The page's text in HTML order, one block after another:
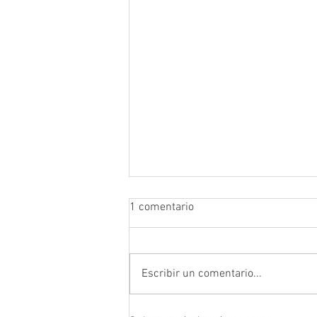
1 comentario
Escribir un comentario...